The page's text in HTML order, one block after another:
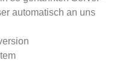
automatisch an uns